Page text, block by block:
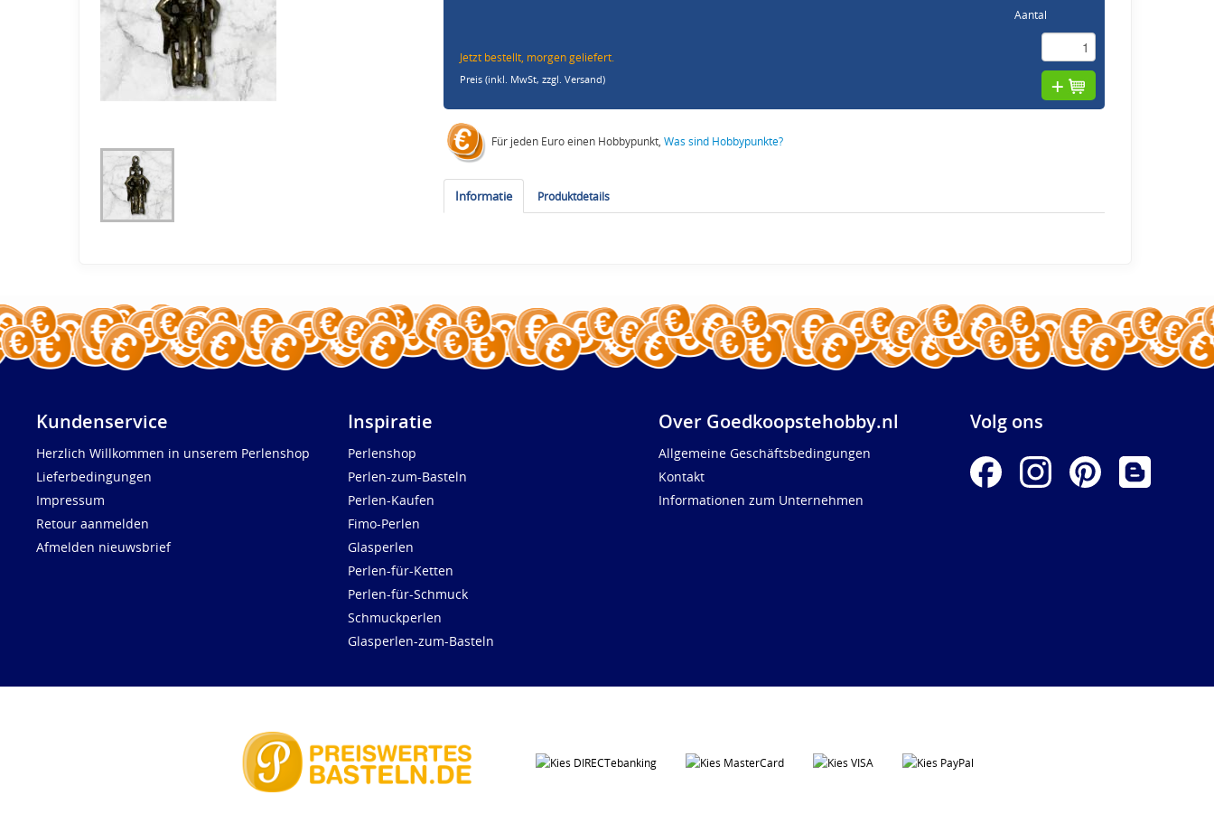
Jetzt bestellt, morgen geliefert.
Preis (inkl. MwSt,zzgl. Versand)
Aantal
Für jeden Euro einen Hobbypunkt,Was sind Hobbypunkte?
Informatie Produktdetails
Kundenservice
Herzlich Willkommen in unserem Perlenshop
Lieferbedingungen
Impressum
Retour aanmelden
Afmelden nieuwsbrief
Inspiratie
Perlenshop
Perlen-zum-Basteln
Perlen-Kaufen
Fimo-Perlen
Glasperlen
Perlen-für-Ketten
Perlen-für-Schmuck
Schmuckperlen
Glasperlen-zum-Basteln
Over Goedkoopstehobby.nl
Allgemeine Geschäftsbedingungen
Kontakt
Informationen zum Unternehmen
Volg ons